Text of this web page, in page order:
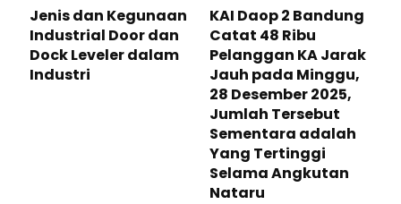
Jenis dan Kegunaan
Industrial Door dan
Dock Leveler dalam
Industri
KAI Daop 2 Bandung
Catat 48 Ribu
Pelanggan KA Jarak
Jauh pada Minggu,
28 Desember 2025,
Jumlah Tersebut
Sementara adalah
Yang Tertinggi
Selama Angkutan
Nataru